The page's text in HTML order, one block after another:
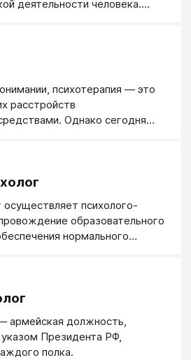
деятельности человека.
Психология ищет
почему человек ведет себя
психотерапия — это
расстройств
Однако сегодня
помощи.
психолого-
образовательного
нормального
армейская должность,
указом Президента РФ,
полка.